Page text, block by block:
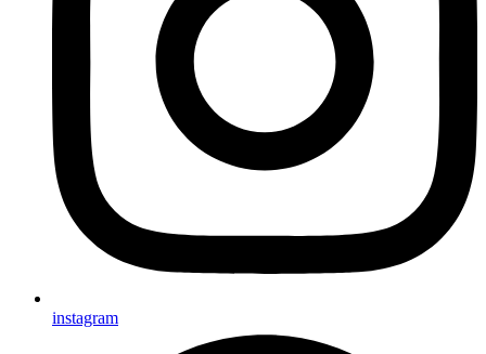
instagram